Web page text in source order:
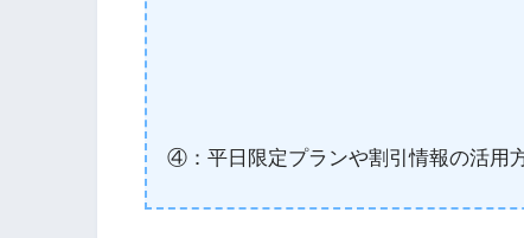
④：平日限定プランや割引情報の活用